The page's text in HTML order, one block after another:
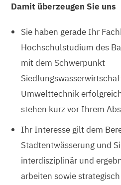
Damit überzeugen Sie uns
Sie haben gerade Ihr
Hochschulstudium des
mit dem Schwerpunkt
Umwelttechnik
stehen kurz vor Ihrem
Ihr Interesse gilt dem
Stadtentwässerung und
interdisziplinär und
arbeiten sowie